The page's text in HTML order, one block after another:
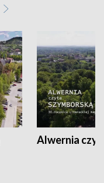
Alwernia